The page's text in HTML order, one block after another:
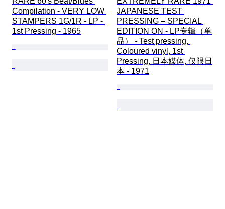
Compilation - VERY LOW
STAMPERS 1G/1R - LP -
1st Pressing - 1965
JAPANESE TEST
PRESSING – SPECIAL
EDITION ON - LP专辑（单
品） - Test pressing,
Coloured vinyl, 1st
Pressing, 日本媒体, 仅限日
本 - 1971